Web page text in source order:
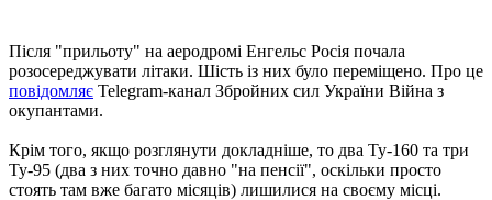
Після "прильоту" на аеродромі Енгельс Росія почала
розосереджувати літаки. Шість із них було переміщено. Про це
повідомляє Telegram-канал Збройних сил України Війна з
окупантами.
Крім того, якщо розглянути докладніше, то два Ту-160 та три
Ту-95 (два з них точно давно "на пенсії", оскільки просто
стоять там вже багато місяців) лишилися на своєму місці.